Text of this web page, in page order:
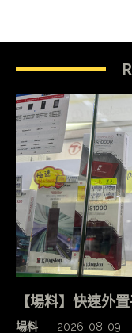
【場料】快速外
場料 2026-08-09